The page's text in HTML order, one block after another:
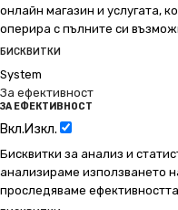
онлайн магазин и услугата,
оперира с пълните си
БИСКВИТКИ
System
За ефективност
ЗА ЕФЕКТИВНОСТ
Вкл.Изкл.
Бисквитки за анализ и
анализираме използването
проследяваме